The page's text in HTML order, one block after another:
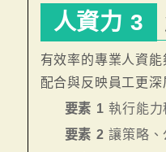
人資力 3
有效率的專業人資
配合與反映員工更深
要素 1執行能力
要素 2讓策略、